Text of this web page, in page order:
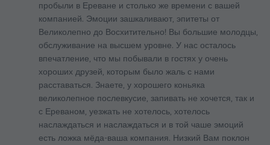
пробыли в Ереване и столько же времени с вашей
компанией. Эмоции зашкаливают, эпитеты от
Великолепно до Восхитительно! Вы большие молодцы,
обслуживание на высшем уровне. У нас осталось
впечатление, что мы побывали в гостях у очень
хороших друзей, которым было жаль с нами
расставаться. Знаете, у хорошего коньяка
великолепное послевкусие, запивать не хочется, так и
с Ереваном, уезжать не хотелось, хотелось
наслаждаться и наслаждаться и в той чаше эмоций
есть ложка мёда-ваша компания. Низкий Вам поклон